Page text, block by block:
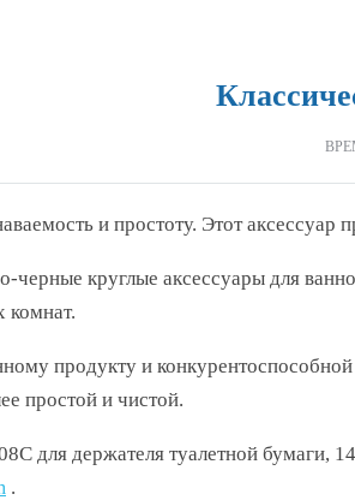
и простоту. Этот
черные круглые аксессуары для
комнат.
продукту и
простой и чистой.
для держателя туалетной бумаги,
.